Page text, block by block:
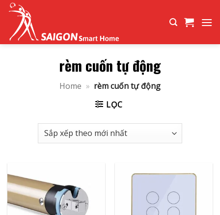
dung
rèm cuốn tự động
Home » rèm cuốn tự động
LỌC